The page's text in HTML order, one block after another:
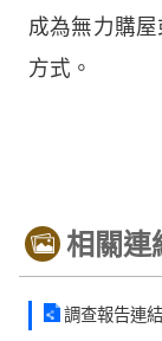
成為無力購
方式。
相關連
調查報告連結